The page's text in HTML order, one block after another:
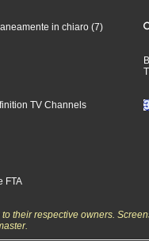
in chiaro (7)
TV Channels
FTA
their respective owners.